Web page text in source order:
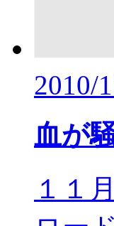
2010/
血が
１１